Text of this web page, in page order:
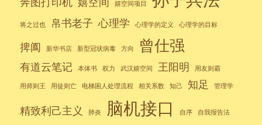
嬉空间项目
将之过也 帛书老子 心理学 心理学的定义 心理学的目标
捭阖 新华书店 新型冠状病毒 方向 曾仕强
有道云笔记 本体书 权力 武汉嬉空间 王阳明 用友则霸
用师则王 用徒则亡 电梯困人处理流程 相关系数 知己 知足 管理学
精致利己主义 肺炎 脑机接口 自序 自我报告法